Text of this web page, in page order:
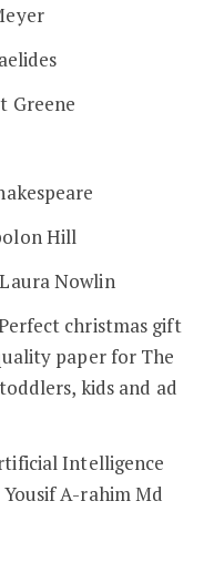
Greene
Hill
Nowlin
christmas gift
paper for The
kids and ad
Intelligence
A-rahim Md